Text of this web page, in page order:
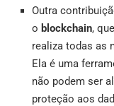
Outra
o blockchain,
realiza todas as
Ela é uma
não podem ser
proteção aos